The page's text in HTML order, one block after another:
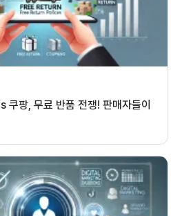
쿠팡, 무료 반품 전쟁! 판매자들이